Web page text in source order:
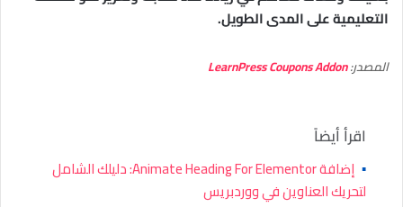
التعليمية على المدى الطويل.
المصدر:LearnPress Coupons Addon
اقرأ أيضاً
▪
إضافة Animate Heading For Elementor: دليلك الشامل
لتحريك العناوين في ووردبريس